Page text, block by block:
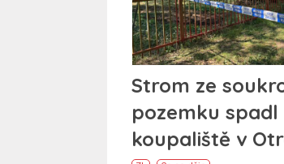
Strom ze
pozemku
koupaliště v